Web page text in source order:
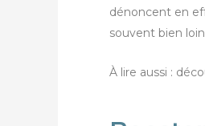
dénoncent en
souvent bien
À lire aussi :